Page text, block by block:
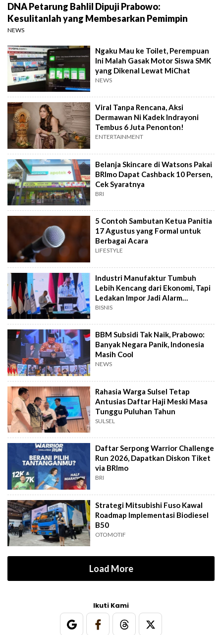
DNA Petarung Bahlil Dipuji Prabowo:
Kesulitanlah yang Membesarkan Pemimpin
NEWS
Ngaku Mau ke Toilet, Perempuan
Ini Malah Gasak Motor Siswa SMK
yang Dikenal Lewat MiChat
NEWS
Viral Tanpa Rencana, Aksi
Dermawan Ni Kadek Indrayoni
Tembus 6 Juta Penonton!
ENTERTAINMENT
Belanja Skincare di Watsons Pakai
BRImo Dapat Cashback 10 Persen,
Cek Syaratnya
BRI
5 Contoh Sambutan Ketua Panitia
17 Agustus yang Formal untuk
Berbagai Acara
LIFESTYLE
Industri Manufaktur Tumbuh
Lebih Kencang dari Ekonomi, Tapi
Ledakan Impor Jadi Alarm
Pemerintah
BISNIS
BBM Subsidi Tak Naik, Prabowo:
Banyak Negara Panik, Indonesia
Masih Cool
NEWS
Rahasia Warga Sulsel Tetap
Antusias Daftar Haji Meski Masa
Tunggu Puluhan Tahun
SULSEL
Daftar Serpong Warrior Challenge
Run 2026, Dapatkan Diskon Tiket
via BRImo
BRI
Strategi Mitsubishi Fuso Kawal
Roadmap Implementasi Biodiesel
B50
OTOMOTIF
Load More
Ikuti Kami